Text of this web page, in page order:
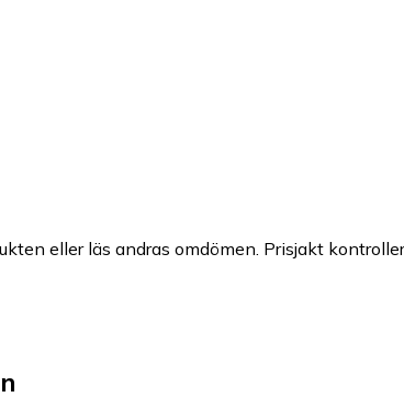
eller läs andras omdömen. Prisjakt